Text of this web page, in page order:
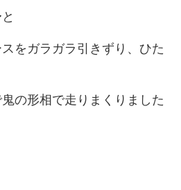
をガラガラ引きずり、ひた
の形相で走りまくりました